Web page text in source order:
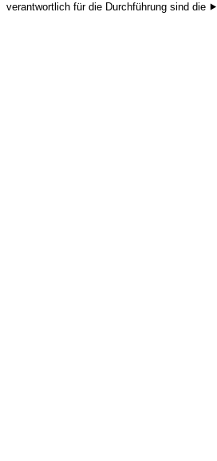
verantwortlich für die Durchführung sind die ⯈